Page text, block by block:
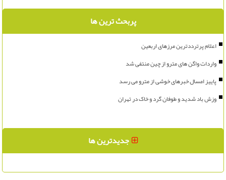
پربحث ترین ها
اعلام پرترددترین مرزهای اربعین
واردات واگن های مترو از چین منتفی شد
پاییز امسال خبرهای خوشی از مترو می رسد
وزش باد شدید و طوفان گرد و خاک در تهران
جدیدترین ها